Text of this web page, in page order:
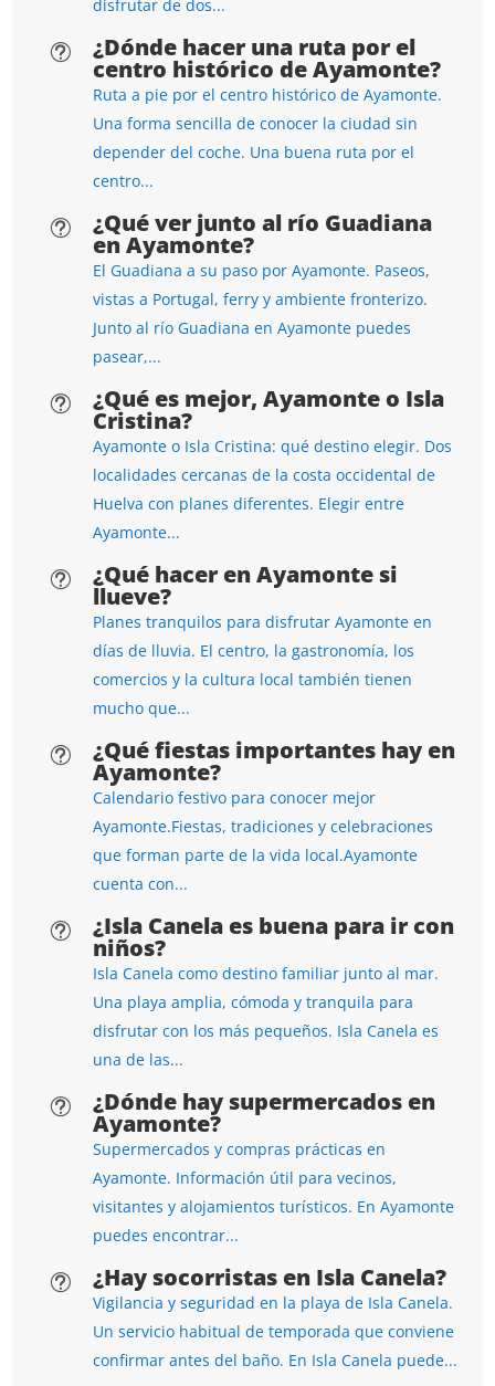
disfrutar de dos...
t ¿Dónde hacer una ruta por el
centro histórico de Ayamonte?
Ruta a pie por el centro histórico de Ayamonte.
Una forma sencilla de conocer la ciudad sin
depender del coche. Una buena ruta por el
centro...
t ¿Qué ver junto al río Guadiana
en Ayamonte?
El Guadiana a su paso por Ayamonte. Paseos,
vistas a Portugal, ferry y ambiente fronterizo.
Junto al río Guadiana en Ayamonte puedes
pasear,...
t ¿Qué es mejor, Ayamonte o Isla
Cristina?
Ayamonte o Isla Cristina: qué destino elegir. Dos
localidades cercanas de la costa occidental de
Huelva con planes diferentes. Elegir entre
Ayamonte...
t ¿Qué hacer en Ayamonte si
llueve?
Planes tranquilos para disfrutar Ayamonte en
días de lluvia. El centro, la gastronomía, los
comercios y la cultura local también tienen
mucho que...
t ¿Qué fiestas importantes hay en
Ayamonte?
Calendario festivo para conocer mejor
Ayamonte.Fiestas, tradiciones y celebraciones
que forman parte de la vida local.Ayamonte
cuenta con...
t ¿Isla Canela es buena para ir con
niños?
Isla Canela como destino familiar junto al mar.
Una playa amplia, cómoda y tranquila para
disfrutar con los más pequeños. Isla Canela es
una de las...
t ¿Dónde hay supermercados en
Ayamonte?
Supermercados y compras prácticas en
Ayamonte. Información útil para vecinos,
visitantes y alojamientos turísticos. En Ayamonte
puedes encontrar...
t ¿Hay socorristas en Isla Canela?
Vigilancia y seguridad en la playa de Isla Canela.
Un servicio habitual de temporada que conviene
confirmar antes del baño. En Isla Canela puede...